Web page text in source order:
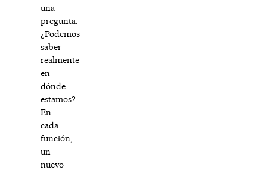
una
pregunta:
¿Podemos
saber
realmente
en
dónde
estamos?
En
cada
función,
un
nuevo